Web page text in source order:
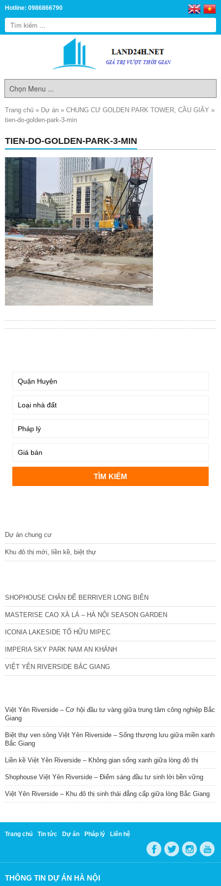
Hotline: 0986866790
Trang chủ » Dự án » CHUNG CƯ GOLDEN PARK TOWER, CẦU GIẤY »
tien-do-golden-park-3-min
TIEN-DO-GOLDEN-PARK-3-MIN
Dự án chung cư
Khu đô thị mới, liền kề, biệt thự
SHOPHOUSE CHÂN ĐẾ BERRIVER LONG BIÊN
MASTERISE CAO XÀ LÁ – HÀ NỘI SEASON GARDEN
ICONIA LAKESIDE TỐ HỮU MIPEC
IMPERIA SKY PARK NAM AN KHÁNH
VIỆT YÊN RIVERSIDE BẮC GIANG
Việt Yên Riverside – Cơ hội đầu tư vàng giữa trung tâm công nghiệp Bắc
Giang
Biệt thự ven sông Việt Yên Riverside – Sống thượng lưu giữa miền xanh
Bắc Giang
Liền kề Việt Yên Riverside – Không gian sống xanh giữa lòng đô thị
Shophouse Việt Yên Riverside – Điểm sáng đầu tư sinh lời bền vững
Việt Yên Riverside – Khu đô thị sinh thái đẳng cấp giữa lòng Bắc Giang
Trang chủ Tin tức Dự án Pháp lý Liên hệ
THÔNG TIN DỰ ÁN HÀ NỘI